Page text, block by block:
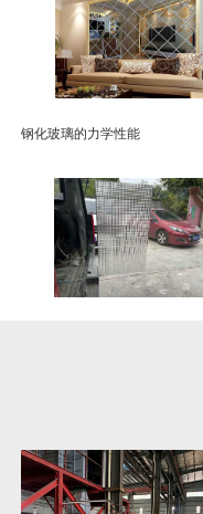
钢化玻璃的力学性能